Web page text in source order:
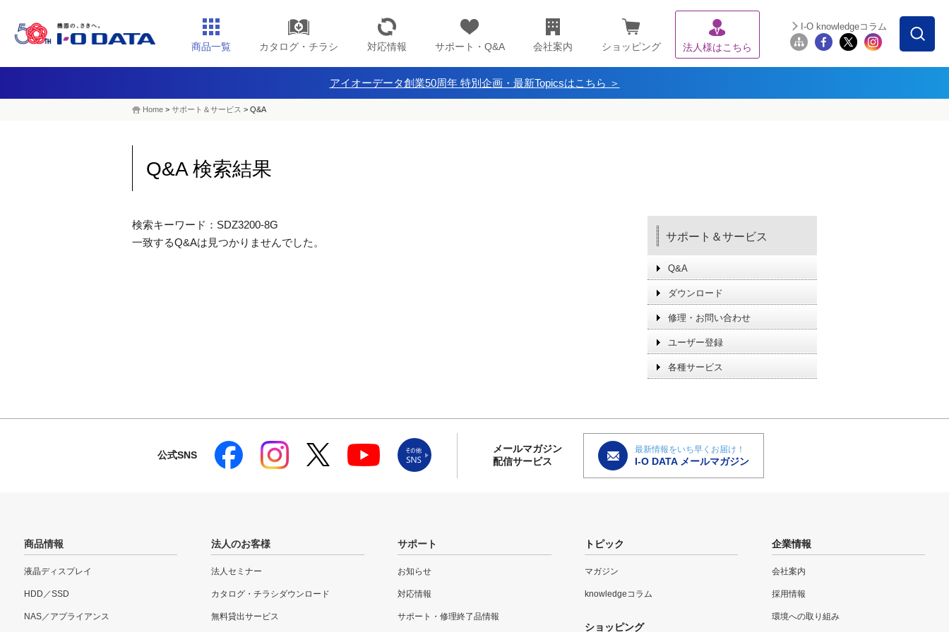
商品一覧 カタログ・チラシ 対応情報 サポート・Q&A 会社案内 ショッピング 法人様はこちら
I-O knowledgeコラム
アイオーデータ創業50周年 特別企画・最新Topicsはこちら ＞
Home > サポート＆サービス > Q&A
Q&A 検索結果
検索キーワード：SDZ3200-8G
一致するQ&Aは見つかりませんでした。
サポート＆サービス
Q&A
ダウンロード
修理・お問い合わせ
ユーザー登録
各種サービス
公式SNS
メールマガジン
配信サービス
最新情報をいち早くお届け！
I-O DATA メールマガジン
商品情報
液晶ディスプレイ
HDD／SSD
NAS／アプライアンス
法人のお客様
法人セミナー
カタログ・チラシダウンロード
無料貸出サービス
サポート
お知らせ
対応情報
サポート・修理終了品情報
トピック
マガジン
knowledgeコラム
ショッピング
企業情報
会社案内
採用情報
環境への取り組み